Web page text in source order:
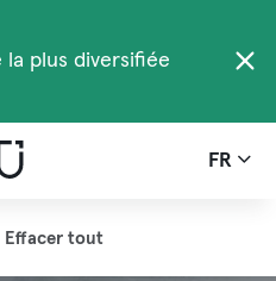
plus diversifiée
FR
Effacer tout